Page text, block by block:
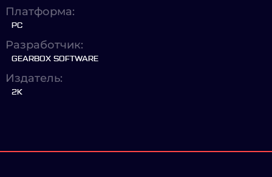
Платформа:
PC
Разработчик:
GEARBOX SOFTWARE
Издатель:
2K